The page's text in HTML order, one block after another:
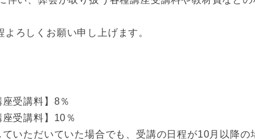
ろしくお願い申し上げます。
受講料】8％
座受講料】10％
いただいていた場合でも、受講の日程が10月以降の